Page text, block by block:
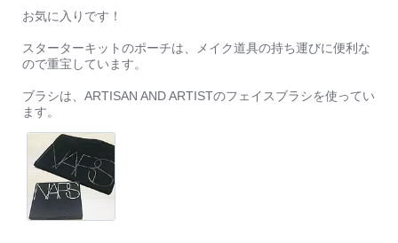
お気に入りです！
スターターキットのポーチは、メイク道具の持ち運びに便利な
ので重宝しています。
ブラシは、ARTISAN AND ARTISTのフェイスブラシを使ってい
ます。